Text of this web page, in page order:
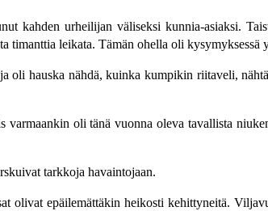
kahden urheilijan väliseksi kunnia-asiaksi.
leikata. Tämän ohella oli kysymyksessä
oli hauska nähdä, kuinka kumpikin riitaveli,
varmaankin oli tänä vuonna oleva tavallista
tarkkoja havaintojaan.
olivat epäilemättäkin heikosti kehittyneitä.